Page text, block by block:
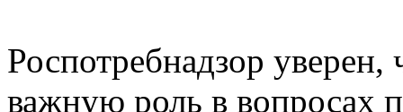
Роспотребнадзор уверен,
важную роль в вопросах